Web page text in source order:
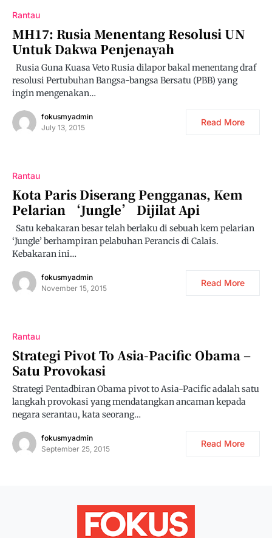
Rantau
MH17: Rusia Menentang Resolusi UN
Untuk Dakwa Penjenayah
Rusia Guna Kuasa Veto Rusia dilapor bakal menentang draf
resolusi Pertubuhan Bangsa-bangsa Bersatu (PBB) yang
ingin mengenakan…
fokusmyadmin
July 13, 2015
Read More
Rantau
Kota Paris Diserang Pengganas, Kem
Pelarian ‘Jungle’ Dijilat Api
Satu kebakaran besar telah berlaku di sebuah kem pelarian
‘Jungle’ berhampiran pelabuhan Perancis di Calais.
Kebakaran ini…
fokusmyadmin
November 15, 2015
Read More
Rantau
Strategi Pivot To Asia-Pacific Obama –
Satu Provokasi
Strategi Pentadbiran Obama pivot to Asia-Pacific adalah satu
langkah provokasi yang mendatangkan ancaman kepada
negara serantau, kata seorang…
fokusmyadmin
September 25, 2015
Read More